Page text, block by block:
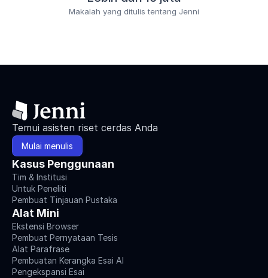
Makalah yang ditulis tentang Jenni
Temui asisten riset cerdas Anda
Mulai menulis
Kasus Penggunaan
Tim & Institusi
Untuk Peneliti
Pembuat Tinjauan Pustaka
Alat Mini
Ekstensi Browser
Pembuat Pernyataan Tesis
Alat Parafrase
Pembuatan Kerangka Esai AI
Pengekspansi Esai